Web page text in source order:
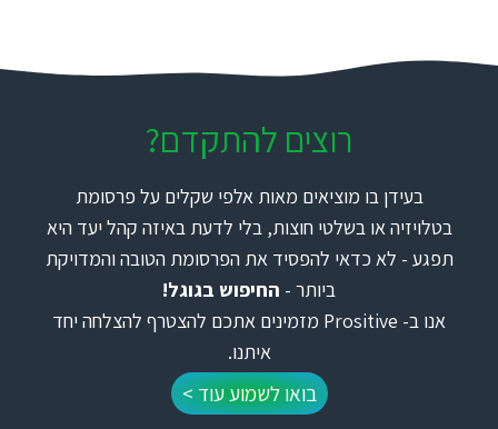
רוצים להתקדם?
בעידן בו מוציאים מאות אלפי שקלים על פרסומת
בטלויזיה או בשלטי חוצות, בלי לדעת באיזה קהל יעד היא
תפגע - לא כדאי להפסיד את הפרסומת הטובה והמדויקת
ביותר - החיפוש בגוגל!
אנו ב- Prositive מזמינים אתכם להצטרף להצלחה יחד
איתנו.
בואו לשמוע עוד >